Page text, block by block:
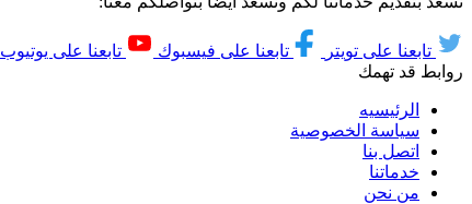
تابعنا على تويتر تابعنا على فيسبوك تابعنا على يوتيوب
روابط قد تهمك
الرئيسيه
سياسة الخصوصية
اتصل بنا
خدماتنا
من نحن